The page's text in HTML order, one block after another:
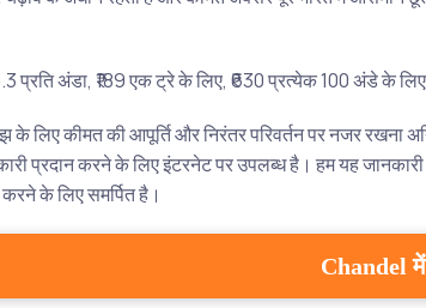
प्रति अंडा, ₹189 एक ट्रे के लिए, ₹630 प्रत्येक 100 अंडे के
लिए कीमत की आपूर्ति और निरंतर परिवर्तन पर नजर रखना
प्रदान करने के लिए इंटरनेट पर उपलब्ध है। हम यह
के लिए समर्पित है।
Chandel